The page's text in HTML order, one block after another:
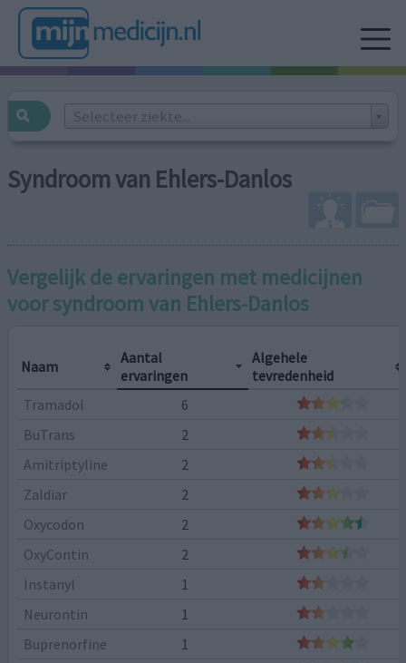
Selecteer ziekte...
Syndroom van Ehlers-Danlos
Vergelijk de ervaringen met medicijnen
voorsyndroom van Ehlers-Danlos
Naam
Aantal
ervaringen
Algehele
tevredenheid
Tramadol
6
BuTrans
2
Amitriptyline
2
Zaldiar
2
Oxycodon
2
OxyContin
2
Instanyl
1
Neurontin
1
Buprenorfine
1